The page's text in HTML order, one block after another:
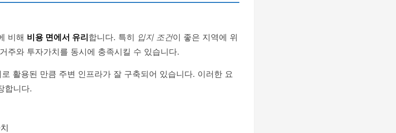
비해 비용 면에서 유리 합니다. 특히 입지 조건이 좋은 지역에 위
주와 투자가치를 동시에 충족시킬 수 있습니다.
활용된 만큼 주변 인프라가 잘 구축되어 있습니다. 이러한 요
합니다.